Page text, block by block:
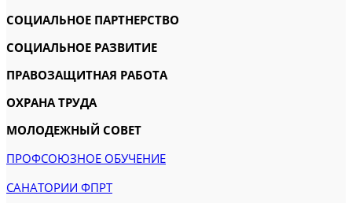
СОЦИАЛЬНОЕ ПАРТНЕРСТВО
СОЦИАЛЬНОЕ РАЗВИТИЕ
ПРАВОЗАЩИТНАЯ РАБОТА
ОХРАНА ТРУДА
МОЛОДЕЖНЫЙ СОВЕТ
ПРОФСОЮЗНОЕ ОБУЧЕНИЕ
САНАТОРИИ ФПРТ